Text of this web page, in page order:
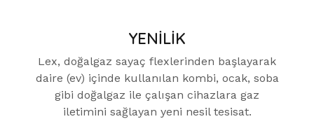
YENİLİK
Lex, doğalgaz sayaç flexlerinden başlayarak
daire (ev) içinde kullanılan kombi, ocak, soba
gibi doğalgaz ile çalışan cihazlara gaz
iletimini sağlayan yeni nesil tesisat.